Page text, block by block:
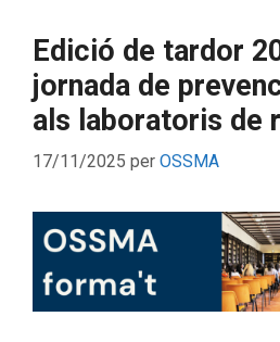
Edició de tardor
jornada de
als laboratoris de
17/11/2025 per OSSMA